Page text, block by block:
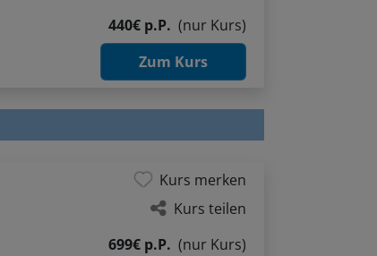
440€ p.P. (nur Kurs)
Zum Kurs
Kurs merken
Kurs teilen
699€ p.P. (nur Kurs)